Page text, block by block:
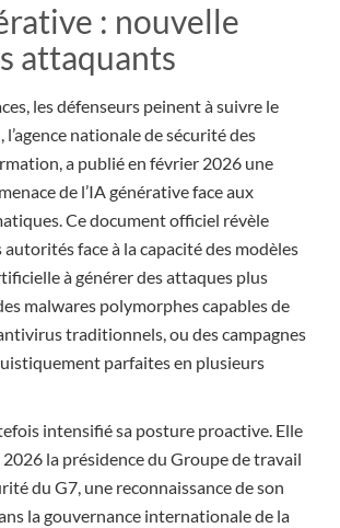
: nouvelle
attaquants
les défenseurs peinent à suivre le
l’agence nationale de sécurité des
a publié en février 2026 une
de l’IA générative face aux
Ce document officiel révèle
autorités face à la capacité des modèles
à générer des attaques plus
malwares polymorphes capables de
traditionnels, ou des campagnes
parfaites en plusieurs
intensifié sa posture proactive. Elle
la présidence du Groupe de travail
du G7, une reconnaissance de son
la gouvernance internationale de la